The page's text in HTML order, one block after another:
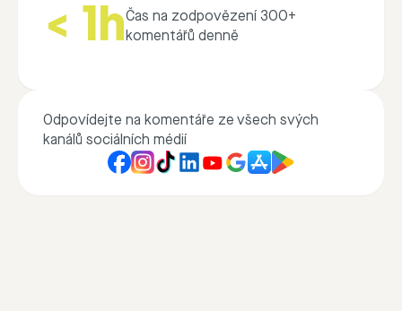
< 1hČas na zodpovězení 300+
komentářů denně
Odpovídejte na komentáře ze všech svých
kanálů sociálních médií